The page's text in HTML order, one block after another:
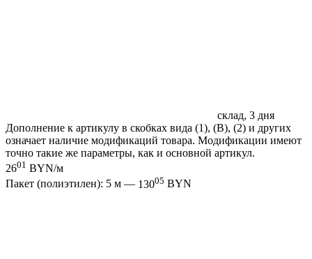
склад, 3 дня
Дополнение к артикулу в скобках вида (1), (B), (2) и других
означает наличие модификаций товара. Модификации имеют
точно такие же параметры, как и основной артикул.
2601 BYN/м
Пакет (полиэтилен): 5 м — 13005 BYN